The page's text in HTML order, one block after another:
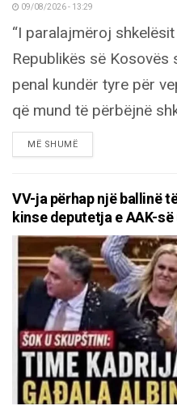
09/08/2026 - 13:29
“I paralajmëroj
Republikës së
penal kundër tyre për
që mund të përbëjnë
MË SHUMËDETAILS
VV-ja përhap një ballinë
kinse deputetja e AAK-